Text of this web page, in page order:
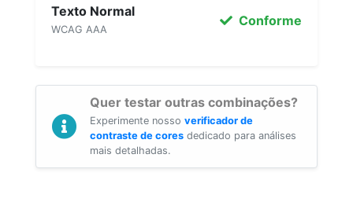
Texto Normal
WCAG AAA
Conforme
Quer testar outras combinações?
Experimente nosso verificador de
contraste de cores dedicado para análises
mais detalhadas.